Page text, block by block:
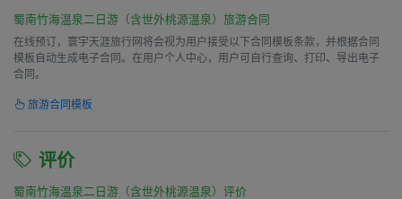
蜀南竹海温泉二日游（含世外桃源温泉）旅游合同
在线预订，寰宇天涯旅行网将会视为用户接受以下合同模板条款，并根据合同
模板自动生成电子合同。在用户个人中心，用户可自行查询、打印、导出电子
合同。
旅游合同模板
评价
蜀南竹海温泉二日游（含世外桃源温泉）评价